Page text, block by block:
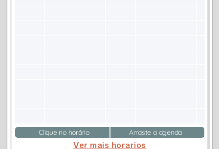
Clique no horário Arraste a agenda
Ver mais horarios